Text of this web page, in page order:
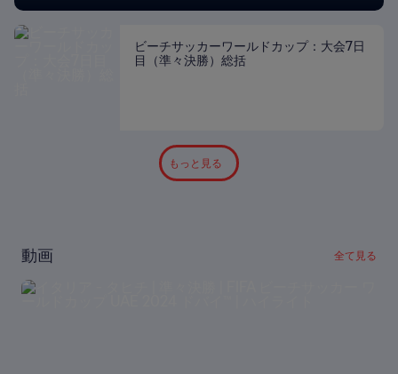
ビーチサッカーワールドカップ：大会7日
目（準々決勝）総括
もっと見る
動画 全て見る